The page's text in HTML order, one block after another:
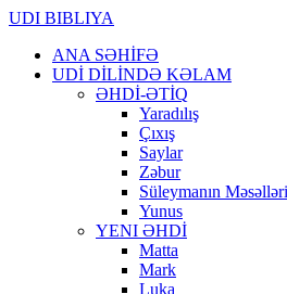
UDI BIBLIYA
ANA SƏHİFƏ
UDİ DİLİNDƏ KƏLAM
ƏHDİ-ƏTİQ
Yaradılış
Çıxış
Saylar
Zəbur
Süleymanın Məsəlləri
Yunus
YENI ƏHDİ
Matta
Mark
Luka